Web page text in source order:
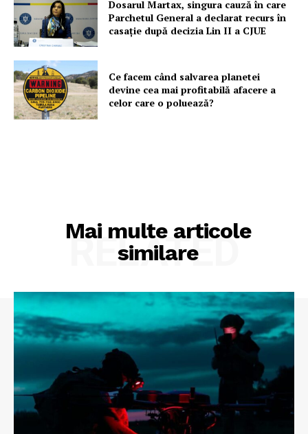
Dosarul Martax, singura cauză în care
Parchetul General a declarat recurs în
casație după decizia Lin II a CJUE
Ce facem când salvarea planetei
devine cea mai profitabilă afacere a
celor care o poluează?
Mai multe articole
similare
RELATED